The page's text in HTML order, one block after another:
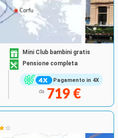
Pagamento in 4X
Mini Club bambini gratis
Pensione completa
da 719 €